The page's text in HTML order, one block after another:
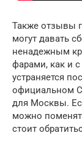
Также отзывы
могут давать
ненадежным
фарами, как и
устраняется
официальном
для Москвы.
можно
стоит